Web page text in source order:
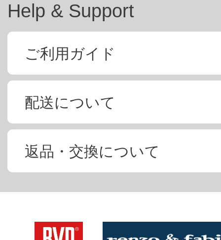
Help & Support
ご利用ガイド
配送について
返品・交換について